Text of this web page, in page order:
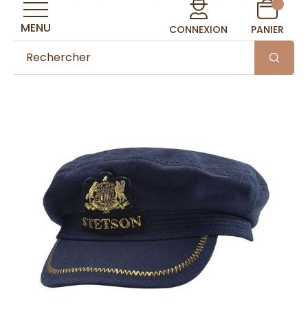
CONNEXION PANIER
MENU